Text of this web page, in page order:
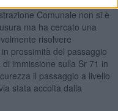
Comunale non si è
ma ha cercato una
risolvere
prossimità del passaggio
immissione sulla Sr 71 in
il passaggio a livello
stata accolta dalla